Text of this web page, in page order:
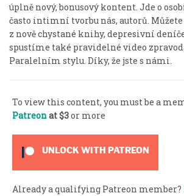
úplně nový, bonusový kontent. Jde o
často intimní tvorbu nás, autorů.
z nově chystané knihy, depresivní
spustíme také pravidelné video
Paralelním stylu. Díky, že jste s námi.
To view this content, you must be a
Patreonat $3or more
UNLOCK WITH PATREON
Already a qualifying Patreon member?